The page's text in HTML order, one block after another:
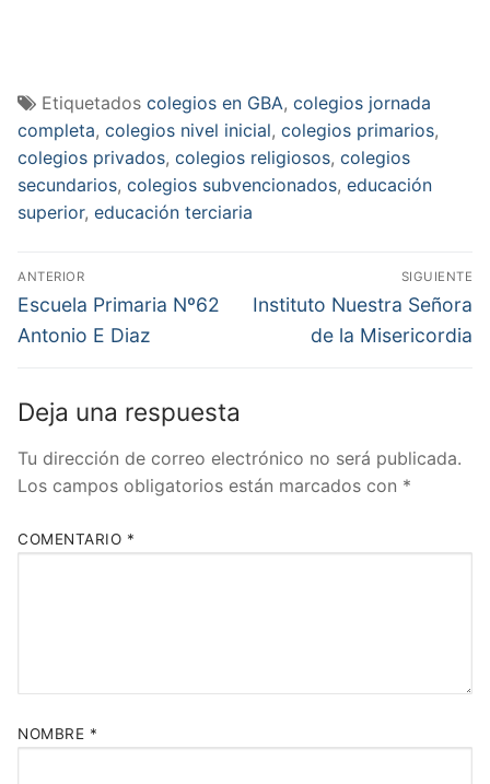
Etiquetados colegios en GBA, colegios jornada
completa, colegios nivel inicial, colegios primarios,
colegios privados, colegios religiosos, colegios
secundarios, colegios subvencionados, educación
superior, educación terciaria
Navegación
de
entradas
ANTERIOR
Entrada
anterior:
Escuela Primaria Nº62
Antonio E Diaz
SIGUIENTE
Entrada
siguiente:
Instituto Nuestra Señora
de la Misericordia
Deja una respuesta
Tu dirección de correo electrónico no será publicada.
Los campos obligatorios están marcados con *
COMENTARIO *
NOMBRE *